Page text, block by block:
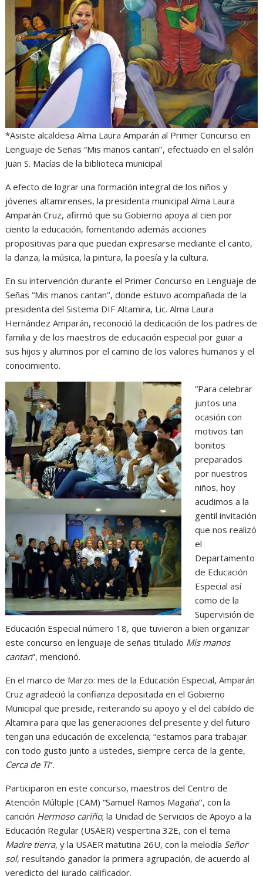
s
A
p
p
o
o
k
e
n
g
e
r
g
a
m
t
*Asiste alcaldesa Alma Laura Amparán al Primer Concurso en
Lenguaje de Señas “Mis manos cantan’’, efectuado en el salón
Juan S. Macías de la biblioteca municipal
A efecto de lograr una formación integral de los niños y
jóvenes altamirenses, la presidenta municipal Alma Laura
Amparán Cruz, afirmó que su Gobierno apoya al cien por
ciento la educación, fomentando además acciones
propositivas para que puedan expresarse mediante el canto,
la danza, la música, la pintura, la poesía y la cultura.
En su intervención durante el Primer Concurso en Lenguaje de
Señas “Mis manos cantan’’, donde estuvo acompañada de la
presidenta del Sistema DIF Altamira, Lic. Alma Laura
Hernández Amparán, reconoció la dedicación de los padres de
familia y de los maestros de educación especial por guiar a
sus hijos y alumnos por el camino de los valores humanos y el
conocimiento.
“Para celebrar
juntos una
ocasión con
motivos tan
bonitos
preparados
por nuestros
niños, hoy
acudimos a la
gentil invitación
que nos realizó
el
Departamento
de Educación
Especial así
como de la
Supervisión de
Educación Especial número 18, que tuvieron a bien organizar
este concurso en lenguaje de señas titulado Mis manos
cantan”, mencionó.
En el marco de Marzo: mes de la Educación Especial, Amparán
Cruz agradeció la confianza depositada en el Gobierno
Municipal que preside, reiterando su apoyo y el del cabildo de
Altamira para que las generaciones del presente y del futuro
tengan una educación de excelencia; “estamos para trabajar
con todo gusto junto a ustedes, siempre cerca de la gente,
Cerca de Ti’’.
Participaron en este concurso, maestros del Centro de
Atención Múltiple (CAM) “Samuel Ramos Magaña’’, con la
canción Hermoso cariño; la Unidad de Servicios de Apoyo a la
Educación Regular (USAER) vespertina 32E, con el tema
Madre tierra, y la USAER matutina 26U, con la melodía Señor
sol, resultando ganador la primera agrupación, de acuerdo al
veredicto del jurado calificador.